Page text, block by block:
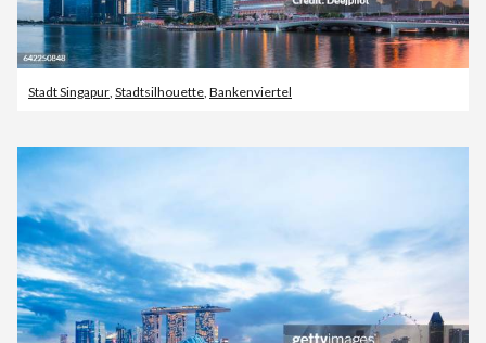
Stadt Singapur Stadtsilhouette Bankenviertel